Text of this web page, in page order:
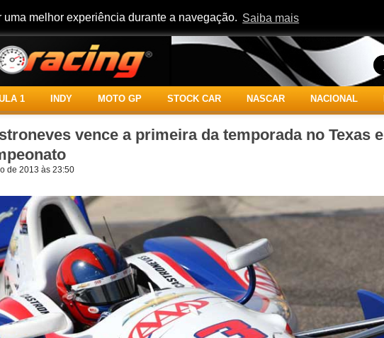
melhor experiência durante a navegação. Saiba mais
1 INDY MOTO GP STOCK CAR NASCAR NACIONAL
vence a primeira da temporada no Texas e
de 2013 às 23:50